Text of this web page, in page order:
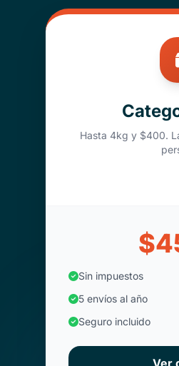
Hasta 4kg y $400.
Sin impuestos
5 envíos al año
Seguro incluido
Ver